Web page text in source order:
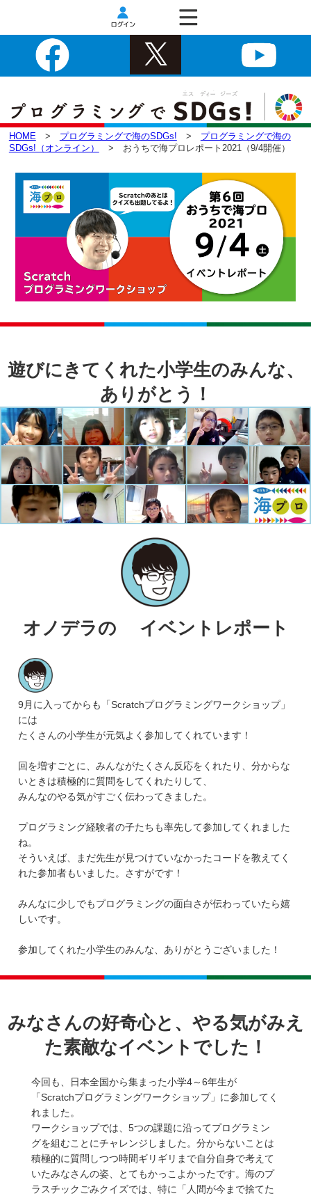
HOME > プログラミングで海のSDGs! > プログラミングで海の
SDGs!（オンライン）
> おうちで海プロレポート2021（9/4開催）
遊びにきてくれた小学生のみんな、
ありがとう！
オノデラの イベントレポート
9月に入ってからも「Scratchプログラミングワークショップ」
には
たくさんの小学生が元気よく参加してくれています！
回を増すごとに、みんながたくさん反応をくれたり、分からな
いときは積極的に質問をしてくれたりして、
みんなのやる気がすごく伝わってきました。
プログラミング経験者の子たちも率先して参加してくれました
ね。
そういえば、まだ先生が見つけていなかったコードを教えてく
れた参加者もいました。さすがです！
みんなに少しでもプログラミングの面白さが伝わっていたら嬉
しいです。
参加してくれた小学生のみんな、ありがとうございました！
みなさんの好奇心と、やる気がみえ
た素敵なイベントでした！
今回も、日本全国から集まった小学4～6年生が
「Scratchプログラミングワークショップ」に参加してく
れました。
ワークショップでは、5つの課題に沿ってプログラミン
グを組むことにチャレンジしました。分からないことは
積極的に質問しつつ時間ギリギリまで自分自身で考えて
いたみなさんの姿、とてもかっこよかったです。海のプ
ラスチックごみクイズでは、特に「人間が今まで捨てた